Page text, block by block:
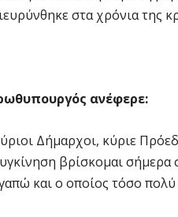
στα χρόνια της
ανέφερε:
Δήμαρχοι, κύριε
βρίσκομαι σήμερα
και ο οποίος τόσο πολύ